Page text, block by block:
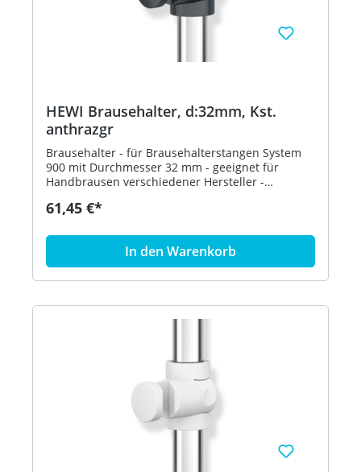
HEWI Brausehalter, d:32mm, Kst.
anthrazgr
Brausehalter - für Brausehalterstangen System
900 mit Durchmesser 32 mm - geeignet für
Handbrausen verschiedener Hersteller -
Betätigen einer großflächigen Drucktaste in der
Brausehalter erleichtert das Einhängen der
Handbrause - aus hochwertigem matten
Polyamid in den HEWI Farben 98 (Signalweiß), 92
(Anthrazitgrau) und 90 (Tiefschwarz) - in HEWI
61,45 €*
In den Warenkorb